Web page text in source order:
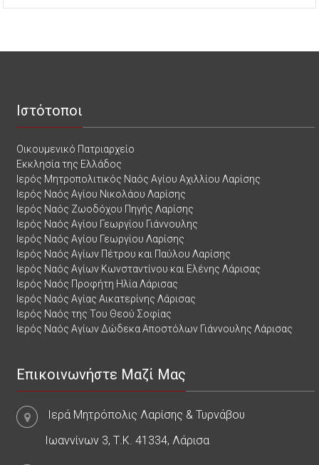
Ιστότοποι
Οικουμενικό Πατριαρχείο
Εκκλησία της Ελλάδος
Ιερός Μητροπολιτικός Ναός Αγίου Αχιλλίου Λαρίσης
Ιερός Ναός Αγίου Νικολάου Λαρίσης
Ιερός Ναός Ζωοδόχου Πηγής Λαρίσης
Ιερός Ναός Αγίου Γεωργίου Γιάννουλης
Ιερός Ναός Αγίου Γεωργίου Λαρίσης
Ιερός Ναός Αγίων Πέτρου και Παύλου Λαρίσης
Ιερός Ναός Αγίων Κωνσταντίνου και Ελένης Λάρισας
Ιερός Ναός Προφήτη Ηλία Λάρισας
Ιερός Ναός Αγίας Αικατερίνης Λάρισας
Ιερός Ναός της Του Θεού Σοφίας
Ιερός Ναός Αγίων Δώδεκα Αποστόλων Γιάννουλης Λάρισας
Επικοινωνήστε Μαζί Μας
Ιερά Μητρόπολις Λαρίσης & Τυρνάβου
Ιωαννίνων 3, Τ.Κ. 41334, Λάρισα